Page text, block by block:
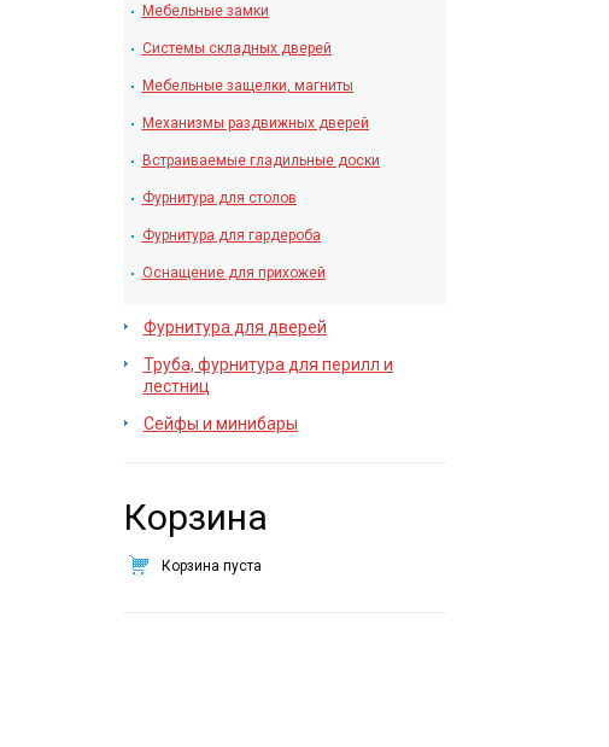
Мебельные замки
Системы складных дверей
Мебельные защелки, магниты
Механизмы раздвижных дверей
Встраиваемые гладильные доски
Фурнитура для столов
Фурнитура для гардероба
Оснащение для прихожей
Фурнитура для дверей
Труба, фурнитура для перилл и
лестниц
Сейфы и минибары
Корзина
Корзина пуста